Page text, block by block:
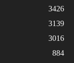
3426
3139
3016
884